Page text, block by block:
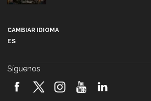
2026! (video)
CAMBIAR IDIOMA
ES
Síguenos